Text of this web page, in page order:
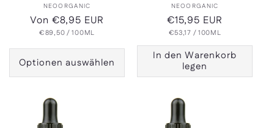
Anbieter:
NEOORGANIC
Normaler
Preis
Von €8,95 EUR
GRUNDPREIS
€89,50/PRO
100ML
Optionen auswählen
Anbieter:
NEOORGANIC
Normaler
Preis
€15,95 EUR
GRUNDPREIS
€53,17 /PRO
100ML
In den Warenkorb
legen